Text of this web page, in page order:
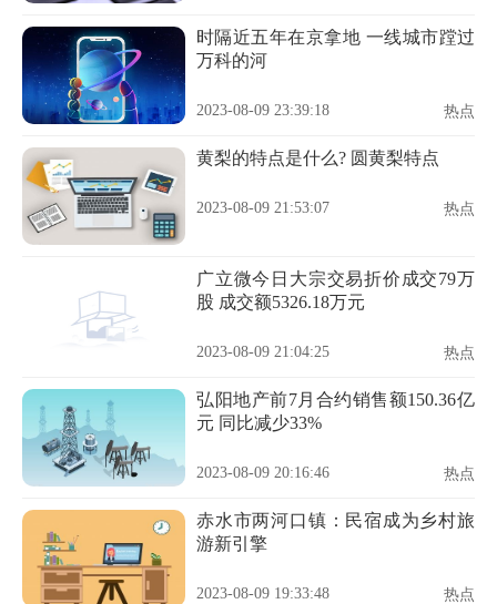
时隔近五年在京拿地 一线城市蹚过
万科的河
2023-08-09 23:39:18 热点
黄梨的特点是什么? 圆黄梨特点
2023-08-09 21:53:07 热点
广立微今日大宗交易折价成交79万
股 成交额5326.18万元
2023-08-09 21:04:25 热点
弘阳地产前7月合约销售额150.36亿
元 同比减少33%
2023-08-09 20:16:46 热点
赤水市两河口镇：民宿成为乡村旅
游新引擎
2023-08-09 19:33:48 热点